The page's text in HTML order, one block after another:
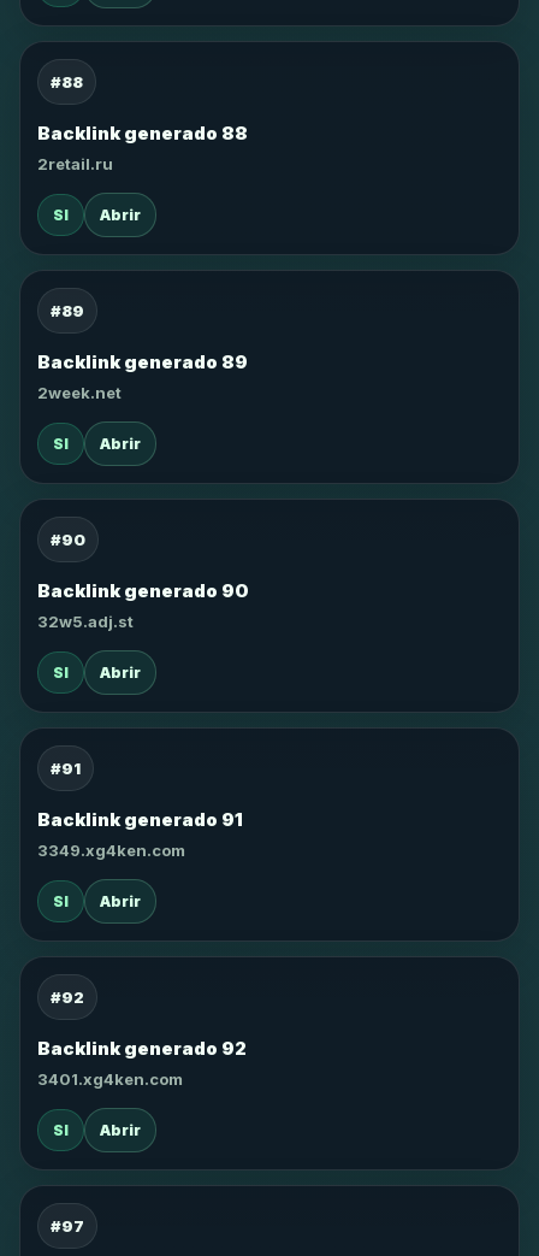
#88
Backlink generado 88
2retail.ru
SI Abrir
#89
Backlink generado 89
2week.net
SI Abrir
#90
Backlink generado 90
32w5.adj.st
SI Abrir
#91
Backlink generado 91
3349.xg4ken.com
SI Abrir
#92
Backlink generado 92
3401.xg4ken.com
SI Abrir
#97